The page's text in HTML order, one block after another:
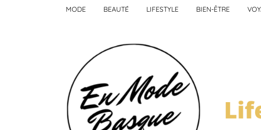
MODE BEAUTÉ LIFESTYLE BIEN-ÊTRE